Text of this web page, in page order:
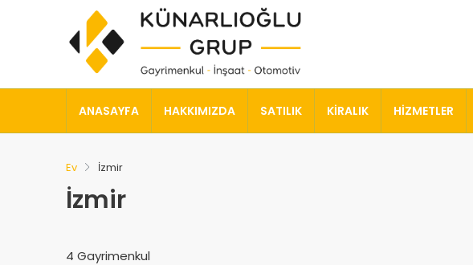
ANASAYFA HAKKIMIZDA SATILIK KIRALIK HIZMETLER
Ev İzmir
İzmir
4 Gayrimenkul